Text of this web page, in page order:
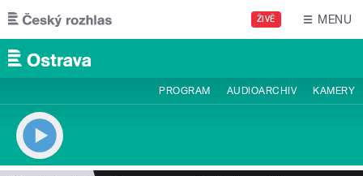
Přejít k hlavnímu obsahu
ŽIVĚ MENU
PROGRAM AUDIOARCHIV KAMERY